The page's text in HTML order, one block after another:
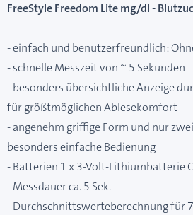
FreeStyle Freedom Lite mg/dl -
- einfach und benutzerfreundlich:
- schnelle Messzeit von ~ 5 Sekunden
- besonders übersichtliche Anzeige
für größtmöglichen Ablesekomfort
- angenehm griffige Form und nur
besonders einfache Bedienung
- Batterien 1 x 3-Volt-Lithiumbatterie
- Messdauer ca. 5 Sek.
- Durchschnittswerteberechnung für